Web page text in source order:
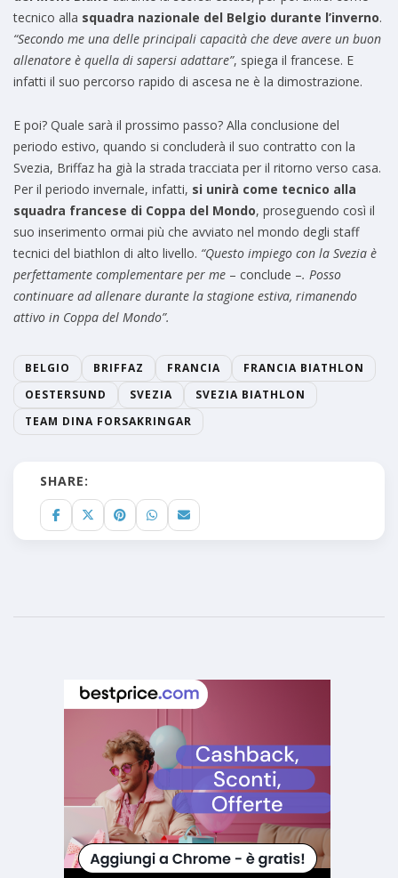
tecnico alla squadra nazionale del Belgio durante l’inverno.
“Secondo me una delle principali capacità che deve avere un buon
allenatore è quella di sapersi adattare”, spiega il francese. E
infatti il suo percorso rapido di ascesa ne è la dimostrazione.
E poi? Quale sarà il prossimo passo? Alla conclusione del
periodo estivo, quando si concluderà il suo contratto con la
Svezia, Briffaz ha già la strada tracciata per il ritorno verso casa.
Per il periodo invernale, infatti, si unirà come tecnico alla
squadra francese di Coppa del Mondo, proseguendo così il
suo inserimento ormai più che avviato nel mondo degli staff
tecnici del biathlon di alto livello. “Questo impiego con la Svezia è
perfettamente complementare per me – conclude –. Posso
continuare ad allenare durante la stagione estiva, rimanendo
attivo in Coppa del Mondo”.
BELGIO BRIFFAZ FRANCIA
FRANCIA BIATHLON
OESTERSUND
SVEZIA
SVEZIA BIATHLON
TEAM DINA FORSAKRINGAR
SHARE: